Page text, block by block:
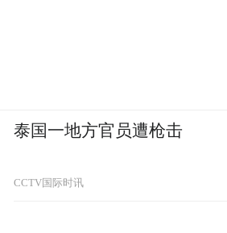
泰国一地方官员遭枪击
CCTV国际时讯